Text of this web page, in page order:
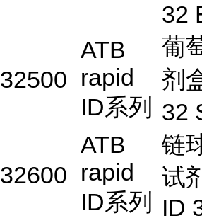
32
32500
ATB
rapid
ID系列
葡
剂
32
32600
ATB
rapid
ID系列
链
试
ID